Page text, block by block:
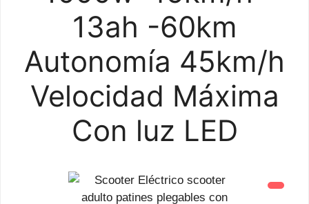
13ah -60km
Autonomía 45km/h
Velocidad Máxima
Con luz LED